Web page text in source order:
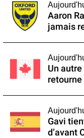
Aaron
jamais
Un
retourne
Gavi
d’avant